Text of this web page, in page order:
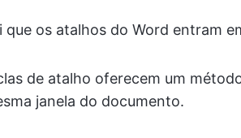
que os atalhos do Word entram
de atalho oferecem um
janela do documento.